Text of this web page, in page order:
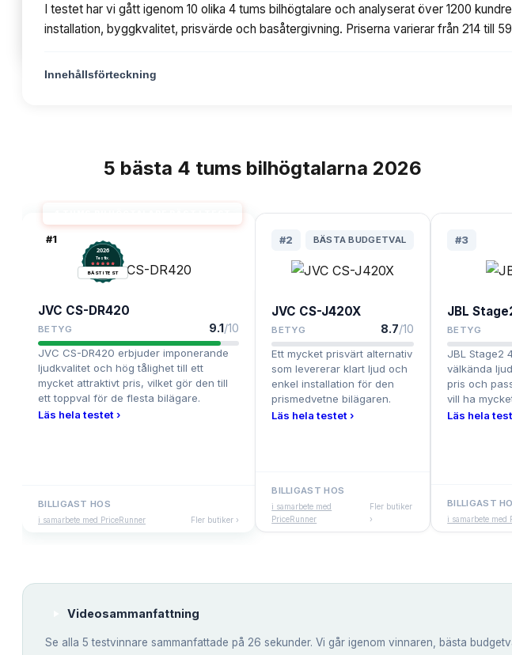
Innehållsförteckning
I testet har vi gått igenom 10 olika 4 tums bilhögtalare och analyserat över 1200
installation, byggkvalitet, prisvärde och basåtergivning. Priserna varierar från 214 till
Innehållsförteckning
5 bästa 4 tums bilhögtalarna 2026
#1
2026
Testix.
BÄST I TEST
JVC CS-DR420
BETYG 9.1/10
JVC CS-DR420 erbjuder imponerande
ljudkvalitet och hög tålighet till ett
mycket attraktivt pris, vilket gör den till
ett toppval för de flesta bilägare.
Läs hela testet ›
BILLIGAST HOS
i samarbete med PriceRunner Fler butiker ›
#2 BÄSTA BUDGETVAL
JVC CS-J420X
BETYG 8.7/10
Ett mycket prisvärt alternativ
som levererar klart ljud och
enkel installation för den
prismedvetne bilägaren.
Läs hela testet ›
BILLIGAST HOS
i samarbete med
PriceRunner
Fler butiker
›
#3
JBL
BETYG
JBL Stage2
välkända
pris och
vill ha
Läs hela
BILLIGAST
i samarbete med
Videosammanfattning
Se alla 5 testvinnare sammanfattade på 26 sekunder. Vi går igenom vinnaren, bästa